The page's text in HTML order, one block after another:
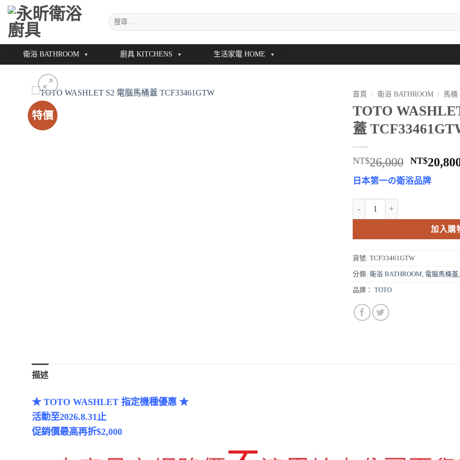
Skip
content
搜
尋
衛浴 BATHROOM 廚具 KITCHENS 生活家電 HOME
特價
首頁 / 衛浴 BATHROOM / 馬桶
TOTO
蓋
NT$26,000 原
始
價
NT$
日本第一の衛浴品牌
加入購
貨號: TCF33461GTW
分類: 衛浴 BATHROOM 電腦馬桶蓋
品牌： TOTO
描述
★ TOTO WASHLET 指定機種優惠 ★
活動至2026.8.31止
促銷價最高再折$2,000